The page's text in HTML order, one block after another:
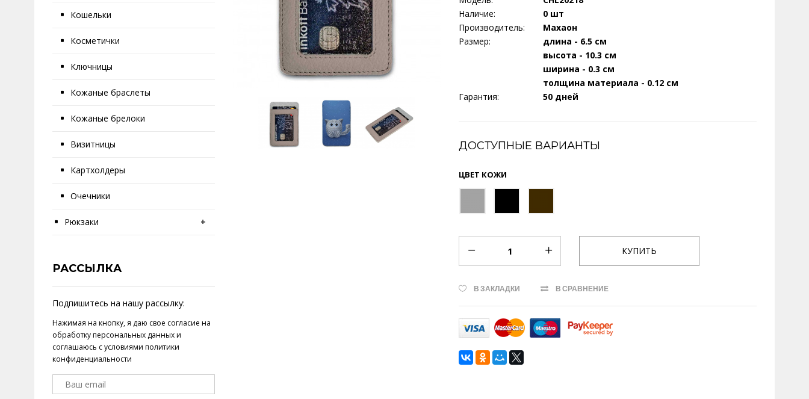
Кошельки
Косметички
Ключницы
Кожаные браслеты
Кожаные брелоки
Визитницы
Картхолдеры
Очечники
Рюкзаки +
РАССЫЛКА
Подпишитесь на нашу рассылку:
Нажимая на кнопку, я даю свое согласие на
обработку персональных данныхи
соглашаюсь с условиями политики
конфиденциальности
Наличие:
0 шт
Производитель:
Махаон
Размер:
длина - 6.5 см
высота - 10.3 см
ширина - 0.3 см
толщина материала - 0.12 см
Гарантия:
50 дней
ДОСТУПНЫЕ ВАРИАНТЫ
ЦВЕТ КОЖИ
В ЗАКЛАДКИ В СРАВНЕНИЕ